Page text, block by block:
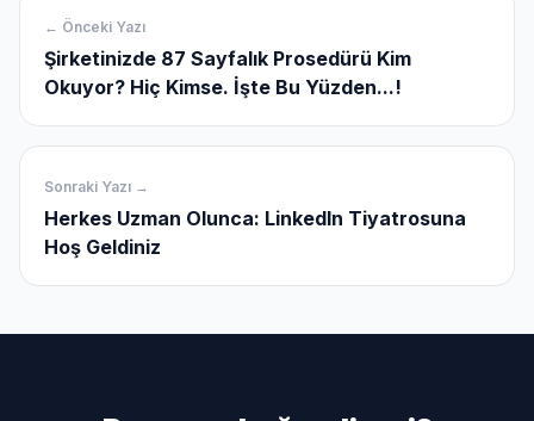
← Önceki Yazı
Şirketinizde 87 Sayfalık Prosedürü Kim
Okuyor? Hiç Kimse. İşte Bu Yüzden...!
Sonraki Yazı →
Herkes Uzman Olunca: LinkedIn Tiyatrosuna
Hoş Geldiniz